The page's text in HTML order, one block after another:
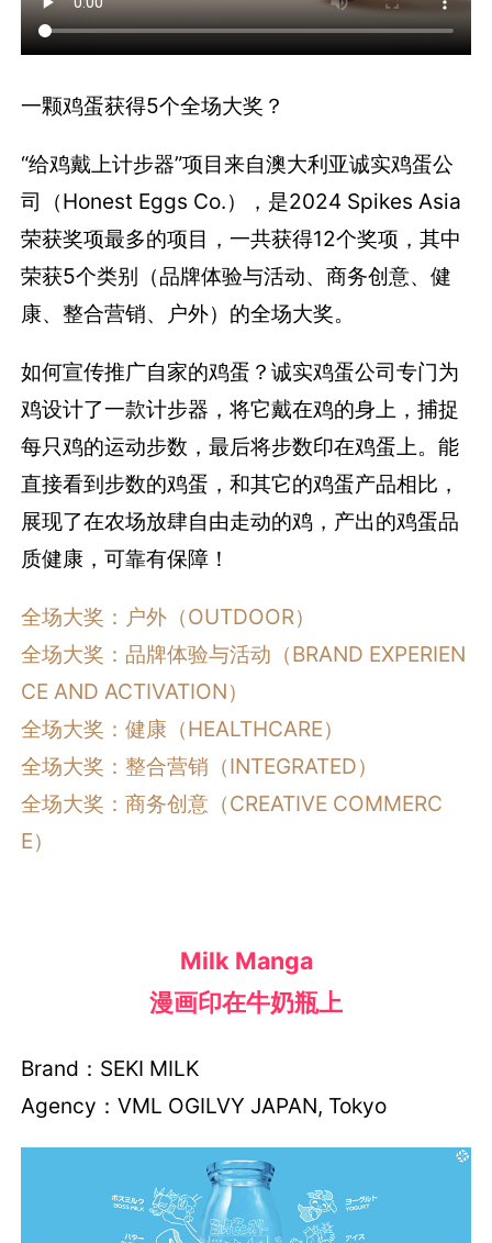
一颗鸡蛋获得5个全场大奖？
“给鸡戴上计步器”项目来自澳大利亚诚实鸡蛋公
司（Honest Eggs Co.），是2024 Spikes Asia
荣获奖项最多的项目，一共获得12个奖项，其中
荣获5个类别（品牌体验与活动、商务创意、健
康、整合营销、户外）的全场大奖。
如何宣传推广自家的鸡蛋？诚实鸡蛋公司专门为
鸡设计了一款计步器，将它戴在鸡的身上，捕捉
每只鸡的运动步数，最后将步数印在鸡蛋上。能
直接看到步数的鸡蛋，和其它的鸡蛋产品相比，
展现了在农场放肆自由走动的鸡，产出的鸡蛋品
质健康，可靠有保障！
全场大奖：户外（OUTDOOR）
全场大奖：品牌体验与活动（BRAND EXPERIEN
CE AND ACTIVATION）
全场大奖：健康（HEALTHCARE）
全场大奖：整合营销（INTEGRATED）
全场大奖：商务创意（CREATIVE COMMERC
E）
Milk Manga
漫画印在牛奶瓶上
Brand：SEKI MILK
Agency：VML OGILVY JAPAN, Tokyo